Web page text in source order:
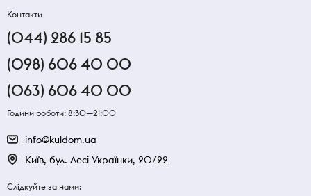
Контакти
(044) 286 15 85
(098) 606 40 00
(063) 606 40 00
Години роботи: 8:30—21:00
info@kuldom.ua
Київ, бул. Лесі Українки, 20/22
Слідкуйте за нами: